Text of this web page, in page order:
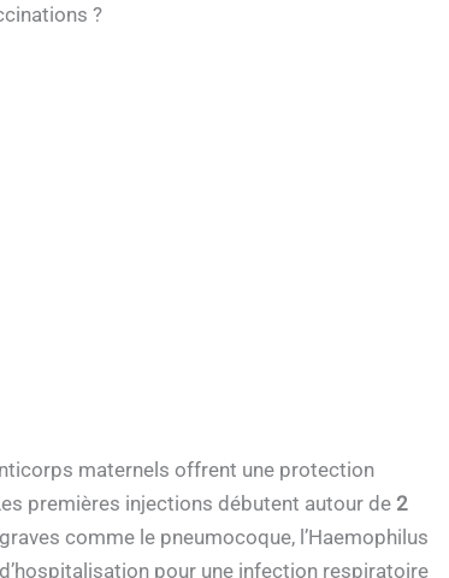
?
maternels offrent une protection
premières injections débutent autour de 2
comme le pneumocoque, l’Haemophilus
pour une infection respiratoire